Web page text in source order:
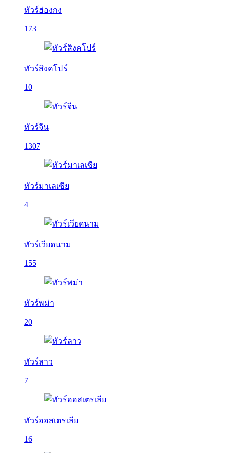
ทัวร์ฮ่องกง
173
ทัวร์สิงคโปร์
10
ทัวร์จีน
1307
ทัวร์มาเลเซีย
4
ทัวร์เวียดนาม
155
ทัวร์พม่า
20
ทัวร์ลาว
7
ทัวร์ออสเตรเลีย
16